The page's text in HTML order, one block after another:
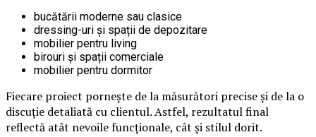
bucătării moderne sau clasice
dressing-uri și spații de depozitare
mobilier pentru living
birouri și spații comerciale
mobilier pentru dormitor
Fiecare proiect pornește de la măsurători precise și de la o
discuție detaliată cu clientul. Astfel, rezultatul final
reflectă atât nevoile funcționale, cât și stilul dorit.